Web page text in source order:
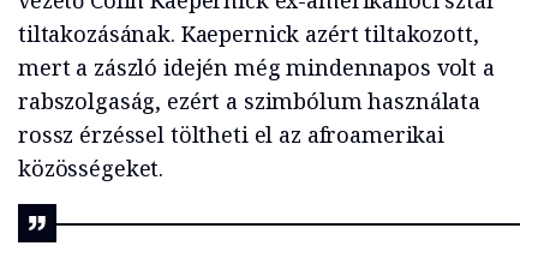
tiltakozásának. Kaepernick azért tiltakozott,
mert a zászló idején még mindennapos volt a
rabszolgaság, ezért a szimbólum használata
rossz érzéssel töltheti el az afroamerikai
közösségeket.